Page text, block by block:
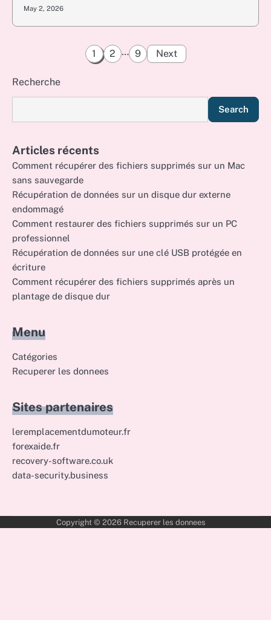
May 2, 2026
Posts
1 2 … 9 Next
Recherche
Search
Articles récents
Comment récupérer des fichiers supprimés sur un Mac
sans sauvegarde
Récupération de données sur un disque dur externe
endommagé
Comment restaurer des fichiers supprimés sur un PC
professionnel
Récupération de données sur une clé USB protégée en
écriture
Comment récupérer des fichiers supprimés après un
plantage de disque dur
Menu
Catégories
Recuperer les donnees
Sites partenaires
leremplacementdumoteur.fr
forexaide.fr
recovery-software.co.uk
data-security.business
Copyright © 2026 Recuperer les donnees